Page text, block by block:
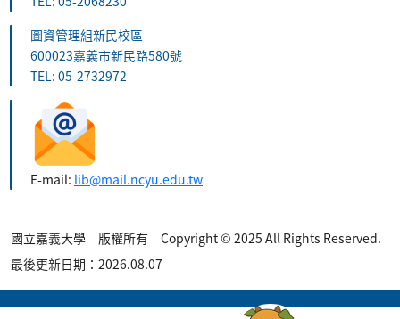
圖資管理組新民校區
600023嘉義市新民路580號
TEL: 05-2732972
E-mail: lib@mail.ncyu.edu.tw
國立嘉義大學 版權所有 Copyright © 2025 All Rights Reserved.
最後更新日期：2026.08.07